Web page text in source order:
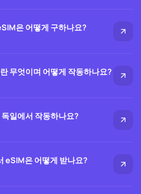
은 어떻게 구하나요?
무엇이며 어떻게 작동하나요?
일에서 작동하나요?
eSIM은 어떻게 받나요?